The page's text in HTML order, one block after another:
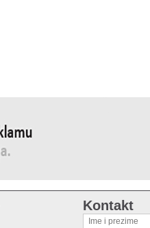
Kontakt